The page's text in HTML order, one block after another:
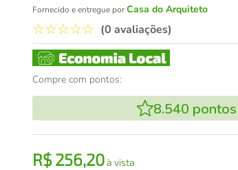
Fornecido e entregue porCasa do Arquiteto
☆☆☆☆☆ (0 avaliações)
Compre com pontos:
8.540 pontos
R$256,20à vista